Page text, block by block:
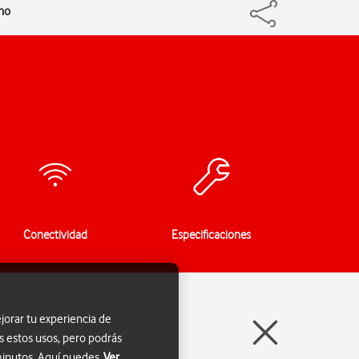
Conectividad Especificaciones
tu experiencia de
estos usos, pero podrás